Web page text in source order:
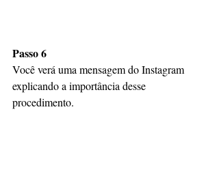
Passo 6
Você verá uma mensagem do Instagram
explicando a importância desse
procedimento.